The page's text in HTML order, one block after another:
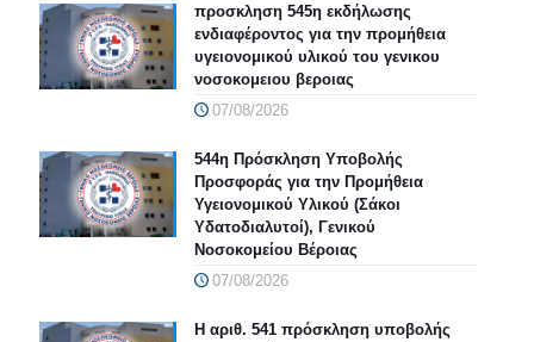
προσκληση 545η εκδήλωσης
ενδιαφέροντος για την προμήθεια
υγειονομικού υλικού του γενικου
νοσοκομειου βεροιας
07/08/2026
544η Πρόσκληση Υποβολής
Προσφοράς για την Προμήθεια
Υγειονομικού Υλικού (Σάκοι
Υδατοδιαλυτοί), Γενικού
Νοσοκομείου Βέροιας
07/08/2026
Η αριθ. 541 πρόσκληση υποβολής